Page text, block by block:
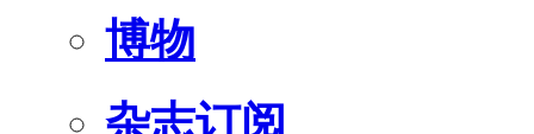
博物
杂志订阅